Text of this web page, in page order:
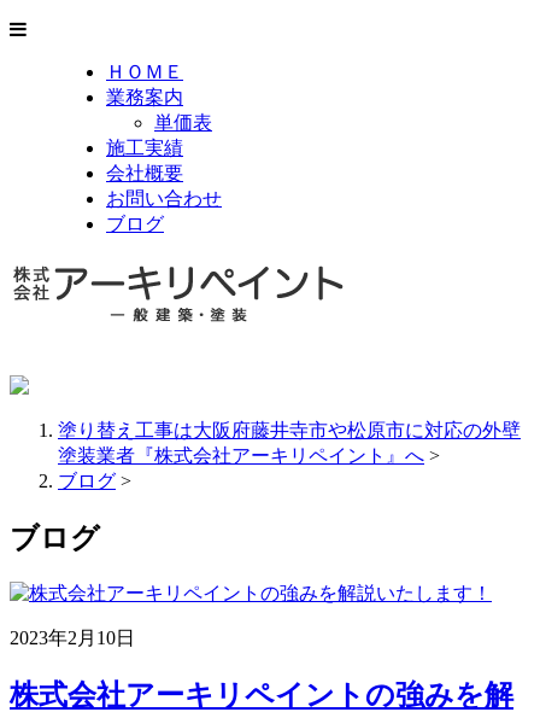
ＨＯＭＥ
業務案内
単価表
施工実績
会社概要
お問い合わせ
ブログ
塗り替え工事は大阪府藤井寺市や松原市に対応の外壁
塗装業者『株式会社アーキリペイント』へ >
ブログ >
ブログ
2023年2月10日
株式会社アーキリペイントの強みを解